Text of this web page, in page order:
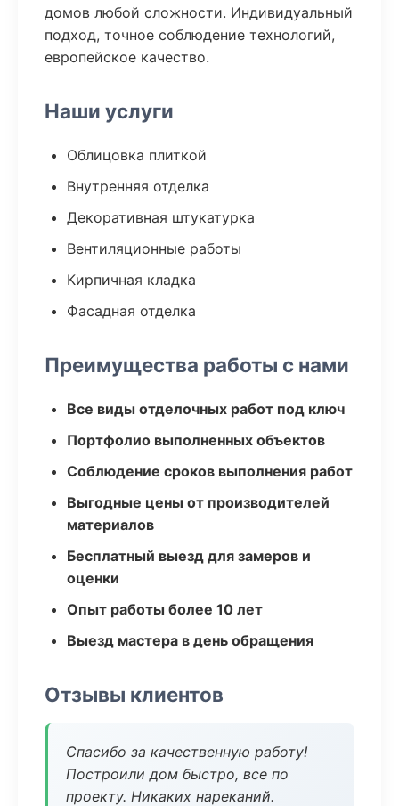
домов любой сложности. Индивидуальный
подход, точное соблюдение технологий,
европейское качество.
Наши услуги
Облицовка плиткой
Внутренняя отделка
Декоративная штукатурка
Вентиляционные работы
Кирпичная кладка
Фасадная отделка
Преимущества работы с нами
Все виды отделочных работ под ключ
Портфолио выполненных объектов
Соблюдение сроков выполнения работ
Выгодные цены от производителей
материалов
Бесплатный выезд для замеров и
оценки
Опыт работы более 10 лет
Выезд мастера в день обращения
Отзывы клиентов
Спасибо за качественную работу!
Построили дом быстро, все по
проекту. Никаких нареканий.